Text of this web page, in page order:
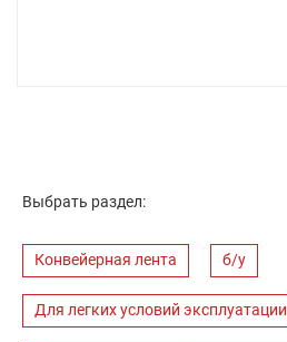
Выбрать раздел:
Конвейерная лента б/у
Для легких условий эксплуатации